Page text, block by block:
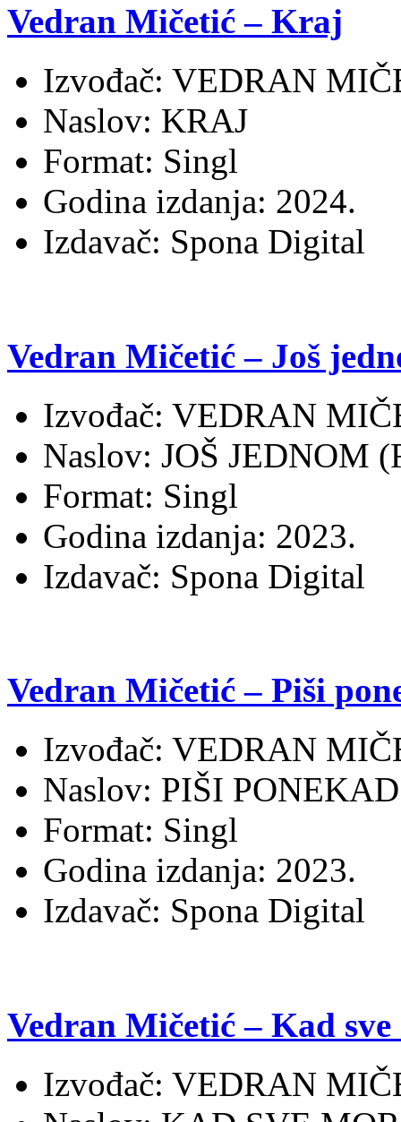
Vedran Mičetić – Kraj
Izvođač: VEDRAN
Naslov: KRAJ
Format: Singl
Godina izdanja: 2024.
Izdavač: Spona Digital
Vedran Mičetić – Još
Izvođač: VEDRAN
Naslov: JOŠ JEDNOM
Format: Singl
Godina izdanja: 2023.
Izdavač: Spona Digital
Vedran Mičetić – Piši
Izvođač: VEDRAN
Naslov: PIŠI
Format: Singl
Godina izdanja: 2023.
Izdavač: Spona Digital
Vedran Mičetić – Kad
Izvođač: VEDRAN